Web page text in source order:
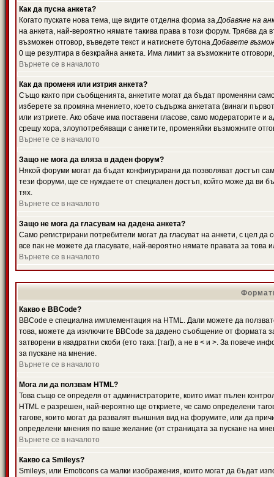
Как да пусна анкета?
Когато пускате нова тема, ще видите отделна форма заДобавяне на
на анкета, най-вероятно нямате такива права в този форум. Трябва да
възможен отговор, въведете текст и натиснете бутонаДобавете
0 ще резултира в безкрайна анкета. Има лимит за възможните
Върнете се в началото
Как да променя или изтрия анкета?
Също както при съобщенията, анкетите могат да бъдат променяни
изберете за промяна мнението, което съдържа анкетата (винаги
или изтриете. Ако обаче има поставени гласове, само модераторите и
срещу хора, злоупотребяващи с анкетите, променяйки възможните
Върнете се в началото
Защо не мога да вляза в даден форум?
Някой форуми могат да бъдат конфигурирани да позволяват достъп
тези форуми, ще се нуждаете от специален достъп, който може да ви
тях.
Върнете се в началото
Защо не мога да гласувам на дадена анкета?
Само регистрирани потребители могат да гласуват на анкети, с цел
все пак не можете да гласувате, най-вероятно нямате правата за това
Върнете се в началото
Какво е BBCode?
BBCode е специална имплементация на HTML. Дали можете да
това, можете да изключите BBCode за дадено съобщение от формата
затворени в квадратни скоби (ето така: [таг]), а не в < и >. За повече
за пускане на мнение.
Върнете се в началото
Мога ли да ползвам HTML?
Това също се определя от администраторите, които имат пълен
HTML е разрешен, най-вероятно ще откриете, че само определени
тагове, които могат да развалят външния вид на форумите, или да
определени мнения по ваше желание (от страницата за пускане на
Върнете се в началото
Какво са Smileys?
Smileys, или Emoticons са малки изображения, които могат да бъдат